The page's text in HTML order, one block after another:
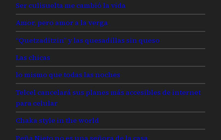
Ser culisuelta me cambió la vida
Amor, pero amor a la verga
“Quetzaditzin” y las quesadillas sin queso
Las chicas
lo mismo que todas las noches
Telcel cancelará sus planes más accesibles de internet
para celular
Chaka style in the world
Peña Nieto no es una señora de la casa